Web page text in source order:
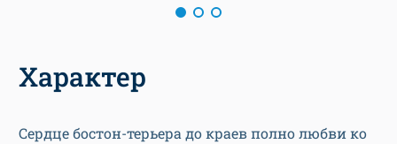
Характер
Сердце бостон-терьера до краев полно любви ко